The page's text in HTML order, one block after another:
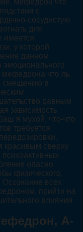
мефедрон что
с
сосудистую
для
имеется
у которой
данном
эмоционального
мефедрона что ль
смещению в
равным
зависимость
я мухой, что-что
требуется
красивым сверху
опасно
физического,
Осознание всех
прийти на
влияния
A-